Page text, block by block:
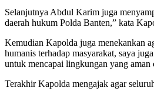
Selanjutnya Abdul Karim juga
daerah hukum Polda Banten,” kata
Kemudian Kapolda juga menekankan
humanis terhadap masyarakat, saya
untuk mencapai lingkungan yang aman
Terakhir Kapolda mengajak agar